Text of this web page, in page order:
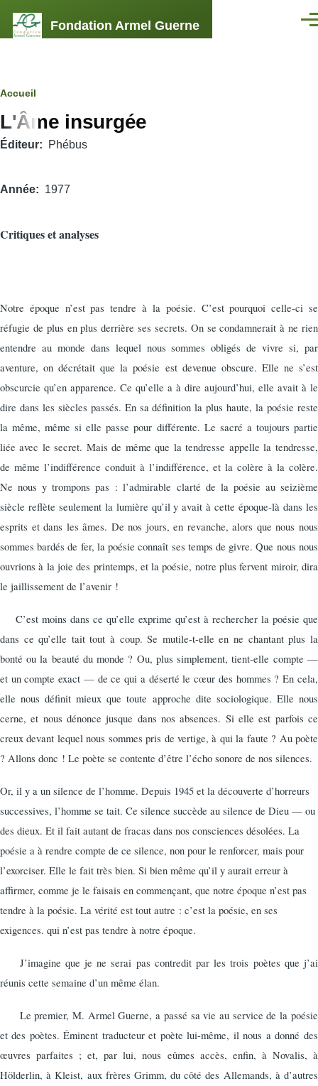
Fondation Armel Guerne
Fil
d'Ariane
Accueil
L'Âme insurgée
Éditeur Phébus
Année 1977
Critiques et analyses
Notre époque n’est pas tendre à la poésie. C’est pourquoi celle-ci se
réfugie de plus en plus derrière ses secrets. On se condamnerait à ne rien
entendre au monde dans lequel nous sommes obligés de vivre si, par
aventure, on décrétait que la poésie est devenue obscure. Elle ne s’est
obscurcie qu’en apparence. Ce qu’elle a à dire aujourd’hui, elle avait à le
dire dans les siècles passés. En sa définition la plus haute, la poésie reste
la même, même si elle passe pour différente. Le sacré a toujours partie
liée avec le secret. Mais de même que la tendresse appelle la tendresse,
de même l’indifférence conduit à l’indiffé­rence, et la colère à la colère.
Ne nous y trompons pas : l’admi­rable clarté de la poésie au seizième
siècle reflète seulement la lumière qu’il y avait à cette époque-là dans les
esprits et dans les âmes. De nos jours, en revanche, alors que nous nous
sommes bardés de fer, la poésie connaît ses temps de givre. Que nous nous
ouvrions à la joie des printemps, et la poésie, notre plus fervent miroir, dira
le jaillissement de l’avenir !
C’est moins dans ce qu’elle exprime qu’est à rechercher la poésie que
dans ce qu’elle tait tout à coup. Se mutile-t-elle en ne chantant plus la
bonté ou la beauté du monde ? Ou, plus simplement, tient-elle compte —
et un compte exact — de ce qui a déserté le cœur des hommes ? En cela,
elle nous définit mieux que toute approche dite sociologique. Elle nous
cerne, et nous dénonce jusque dans nos absences. Si elle est parfois ce
creux devant lequel nous sommes pris de vertige, à qui la faute ? Au poète
? Allons donc ! Le poète se contente d’être l’écho sonore de nos silences.
Or, il y a un silence de l’homme. Depuis 1945 et la décou­verte d’horreurs
successives, l’homme se tait. Ce silence succède au silence de Dieu — ou
des dieux. Et il fait autant de fracas dans nos consciences désolées. La
poésie a à rendre compte de ce silence, non pour le renforcer, mais pour
l’exorciser. Elle le fait très bien. Si bien même qu’il y aurait erreur à
affirmer, comme je le faisais en commençant, que notre époque n’est pas
tendre à la poésie. La vérité est tout autre : c’est la poésie, en ses
exigences. qui n’est pas tendre à notre époque.
J’imagine que je ne serai pas contredit par les trois poètes que j’ai
réunis cette semaine d’un même élan.
Le premier, M. Armel Guerne, a passé sa vie au service de la poésie
et des poètes. Éminent traducteur et poète lui-même, il nous a donné des
œuvres parfaites ; et, par lui, nous eûmes accès, enfin, à Novalis, à
Hölderlin, à Kleist, aux frères Grimm, du côté des Allemands, à d’autres